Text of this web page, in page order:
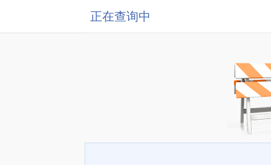
正在查询中